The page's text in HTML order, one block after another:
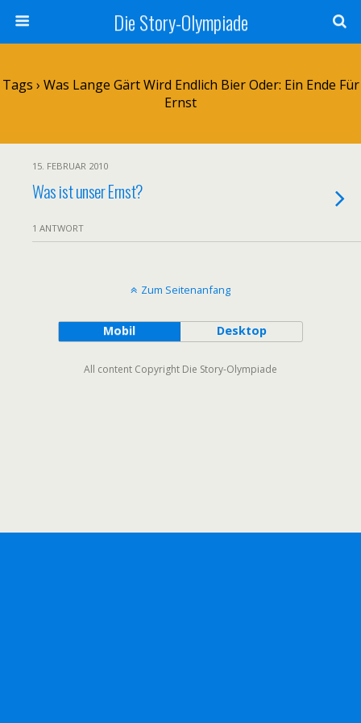
Die Story-Olympiade
Tags › Was Lange Gärt Wird Endlich Bier Oder: Ein Ende Für
Ernst
15. FEBRUAR 2010
Was ist unser Ernst?
1 ANTWORT
Zum Seitenanfang
Mobil Desktop
All content Copyright Die Story-Olympiade